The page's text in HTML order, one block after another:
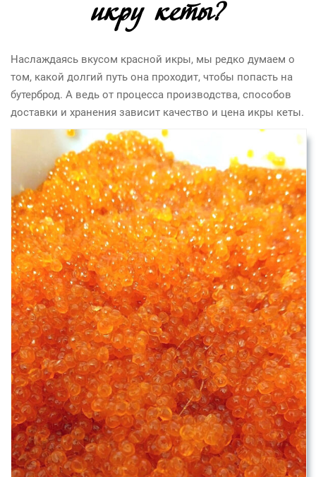
икру кеты?
Наслаждаясь вкусом красной икры, мы редко думаем о
том, какой долгий путь она проходит, чтобы попасть на
бутерброд. А ведь от процесса производства, способов
доставки и хранения зависит качество и цена икры кеты.